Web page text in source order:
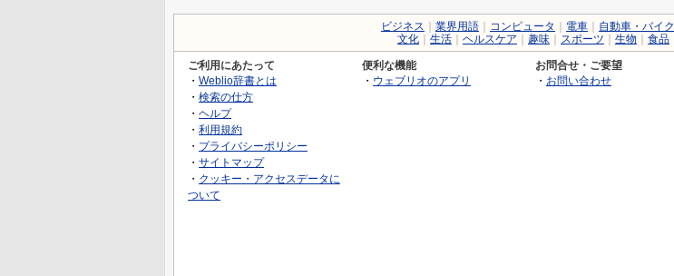
ビジネス 業界用語 コンピュータ 電車 自動車・バイク
文化
生活 ヘルスケア 趣味 スポーツ 生物 食品
ご利用にあたって
・ Weblio辞書とは
・ 検索の仕方
・ ヘルプ
・ 利用規約
・ プライバシーポリシー
・ サイトマップ
・ クッキー・アクセスデータに
ついて
便利な機能
・ ウェブリオのアプリ
お問合せ・ご要望
・ お問い合わせ